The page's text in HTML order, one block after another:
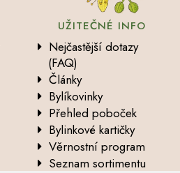
UŽITEČNÉ INFO
Nejčastější dotazy
(FAQ)
Články
Bylíkovinky
Přehled poboček
Bylinkové kartičky
Věrnostní program
Seznam sortimentu